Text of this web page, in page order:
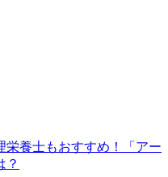
栄養士もおすすめ！「アー
？